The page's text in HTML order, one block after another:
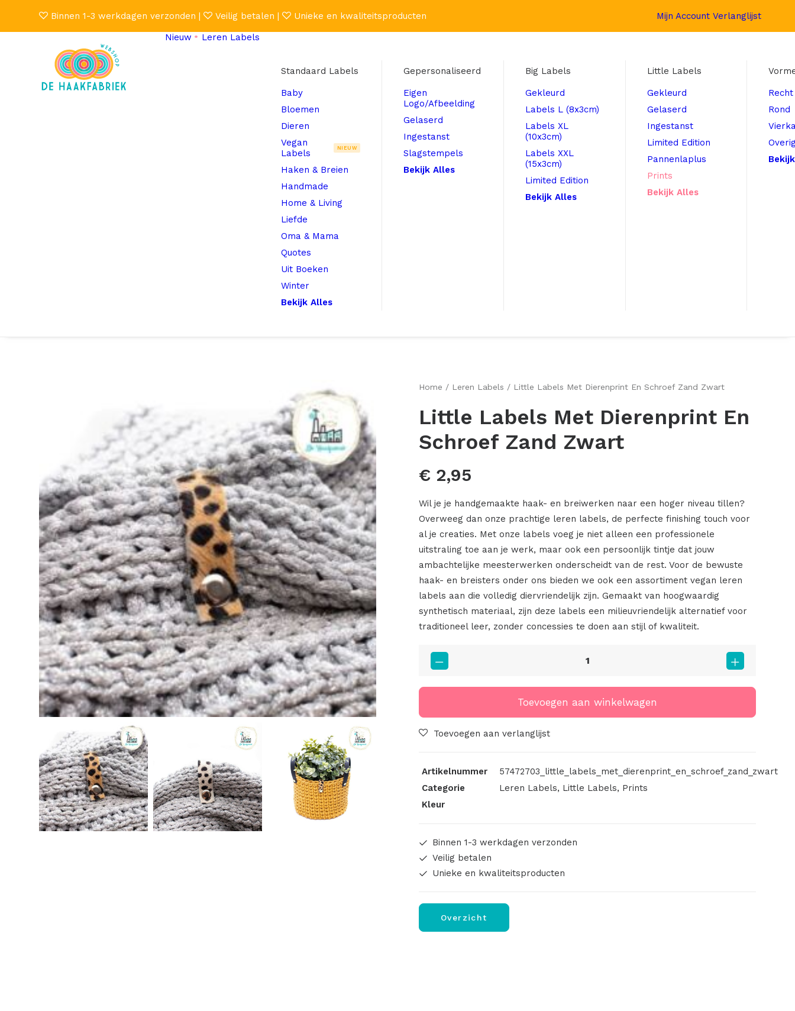
Binnen 1-3 werkdagen verzonden | Veilig betalen | Unieke en kwaliteitsproducten Mijn Account Verlanglijst
Nieuw
Leren Labels
Standaard Labels
Baby
Bloemen
Dieren
Vegan
Labels
NIEUW
Haken & Breien
Handmade
Home & Living
Liefde
Oma & Mama
Quotes
Uit Boeken
Winter
Bekijk Alles
Gepersonaliseerd
Eigen
Logo/Afbeelding
Gelaserd
Ingestanst
Slagstempels
Bekijk Alles
Big Labels
Gekleurd
Labels L (8x3cm)
Labels XL
(10x3cm)
Labels XXL
(15x3cm)
Limited Edition
Bekijk Alles
Little Labels
Gekleurd
Gelaserd
Ingestanst
Limited Edition
Pannenlaplus
Prints
Bekijk Alles
Recht
Rond
Home Leren Labels Little Labels Met Dierenprint En Schroef Zand Zwart
Little Labels Met Dierenprint En
Schroef Zand Zwart
€ 2,95
Wil je je handgemaakte haak- en breiwerken naar een hoger niveau tillen?
Overweeg dan onze prachtige leren labels, de perfecte finishing touch voor
al je creaties. Met onze labels voeg je niet alleen een professionele
uitstraling toe aan je werk, maar ook een persoonlijk tintje dat jouw
ambachtelijke meesterwerken onderscheidt van de rest. Voor de bewuste
haak- en breisters onder ons bieden we ook een assortiment vegan leren
labels aan die volledig diervriendelijk zijn. Gemaakt van hoogwaardig
synthetisch materiaal, zijn deze labels een milieuvriendelijk alternatief voor
traditioneel leer, zonder concessies te doen aan stijl of kwaliteit.
Little
Labels
En
Schroef
aantal
Toevoegen aan winkelwagen
Toevoegen aan verlanglijst
Artikelnummer
57472703_little_labels_met_dierenprint_en_schroef_zand_zwart
Categorie
Leren Labels, Little Labels, Prints
Kleur
Binnen 1-3 werkdagen verzonden
Veilig betalen
Unieke en kwaliteitsproducten
Overzicht